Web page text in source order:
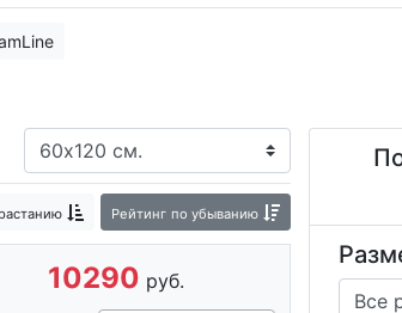
Рейтинг по убыванию
10290 руб.